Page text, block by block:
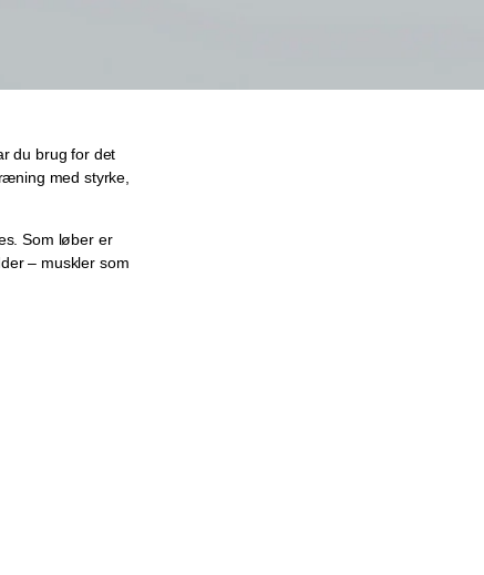
du brug for det
med styrke,
Som løber er
– muskler som